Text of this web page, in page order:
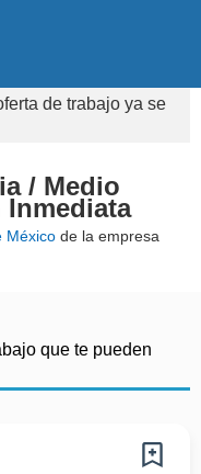
de trabajo ya se
/ Medio
México de la empresa
que te pueden